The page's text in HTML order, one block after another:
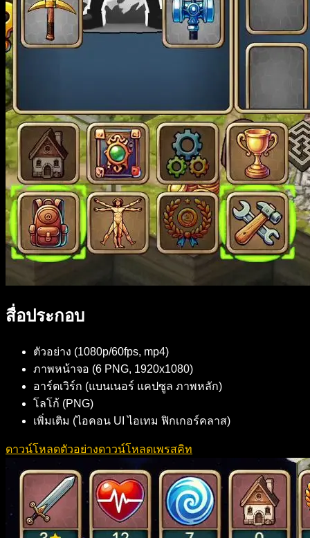
สื่อประกอบ
ตัวอย่าง (1080p/60fps, mp4)
ภาพหน้าจอ (6 PNG, 1920x1080)
อาร์ตเวิร์ก (แบนเนอร์ แคปซูล ภาพหลัก)
โลโก้ (PNG)
เพิ่มเติม (ไอคอน UI ไอเทม ฟิกเกอร์คลาส)
ดาวน์โหลดตัวอย่างดาวน์โหลดเพรสคิท